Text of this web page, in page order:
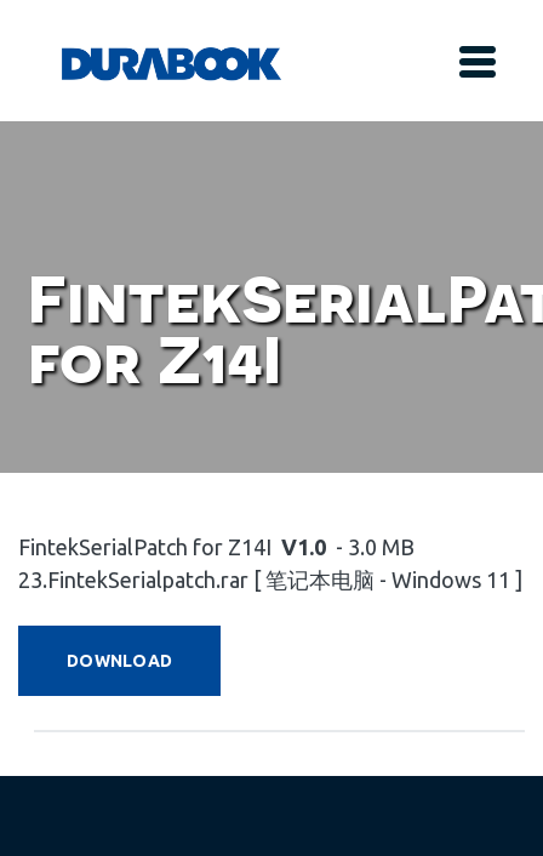
for Z14I
FintekSerialPatch for Z14I V1.0 - 3.0 MB
23.FintekSerialpatch.rar [ 笔记本电脑 - Windows 11 ]
DOWNLOAD